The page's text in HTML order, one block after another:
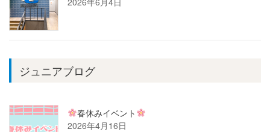
ジュニアブログ
春休みイベント
2026年4月16日